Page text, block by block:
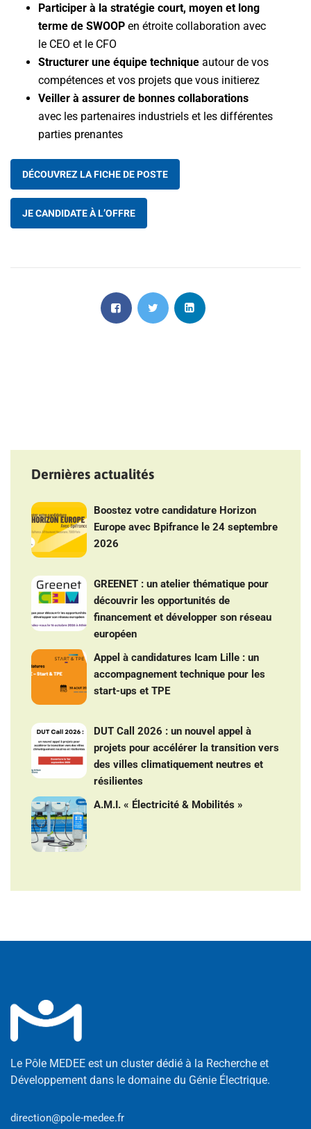
Participer à la stratégie court, moyen et long
terme de SWOOP en étroite collaboration avec
le CEO et le CFO
Structurer une équipe technique autour de vos
compétences et vos projets que vous initierez
Veiller à assurer de bonnes collaborations
avec les partenaires industriels et les différentes
parties prenantes
DÉCOUVREZ LA FICHE DE POSTE
JE CANDIDATE À L’OFFRE
Dernières actualités
Boostez votre candidature Horizon
Europe avec Bpifrance le 24 septembre
2026
GREENET : un atelier thématique pour
découvrir les opportunités de
financement et développer son réseau
européen
Appel à candidatures Icam Lille : un
accompagnement technique pour les
start-ups et TPE
DUT Call 2026 : un nouvel appel à
projets pour accélérer la transition vers
des villes climatiquement neutres et
résilientes
A.M.I. « Électricité & Mobilités »
Le Pôle MEDEE est un cluster dédié à la Recherche et
Développement dans le domaine du Génie Électrique.
direction@pole-medee.fr